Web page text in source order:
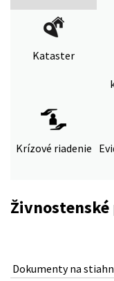
Kataster
Krízové riadenie
Dokumenty na